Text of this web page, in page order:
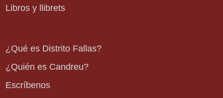
Libros y llibrets
¿Qué es Distrito Fallas?
¿Quién es Candreu?
Escríbenos